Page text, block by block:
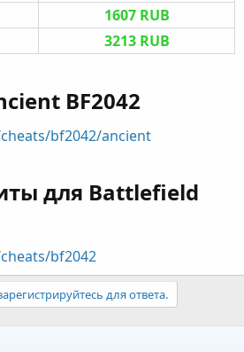
1607 RUB
3213 RUB
BF2042​
bf2042/ancient
для Battlefield
bf2042
для ответа.